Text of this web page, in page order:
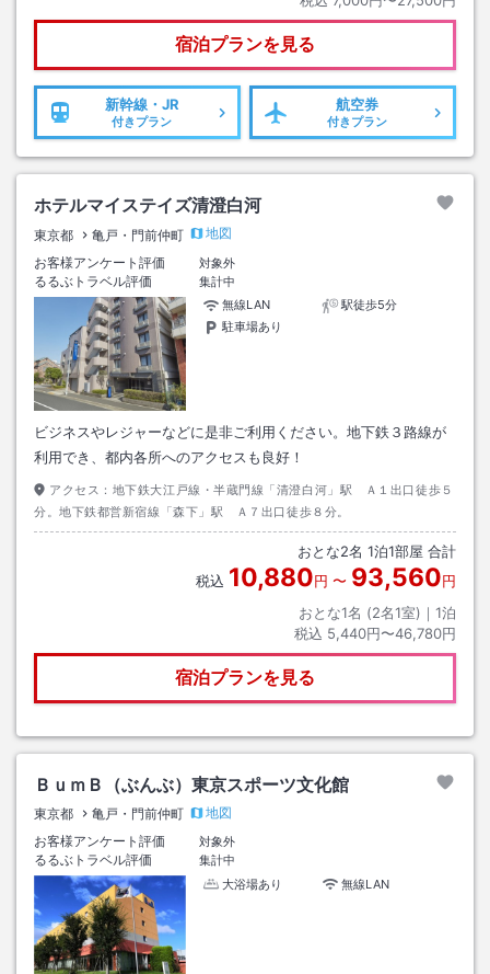
宿泊プランを見る
新幹線・JR
付きプラン
航空券
付きプラン
ホテルマイステイズ清澄白河
東京都 亀戸・門前仲町
地図
お客様アンケート評価
対象外
るるぶトラベル評価
集計中
無線LAN
駅徒歩5分
駐車場あり
ビジネスやレジャーなどに是非ご利用ください。地下鉄３路線が
利用でき、都内各所へのアクセスも良好！
アクセス： 地下鉄大江戸線・半蔵門線「清澄白河」駅 Ａ１出口徒歩５
分。地下鉄都営新宿線「森下」駅 Ａ７出口徒歩８分。
おとな2名 1泊1部屋 合計
税込 10,880円 〜 93,560円
おとな1名 (2名1室)｜ 1泊
税込 5,440円〜46,780円
宿泊プランを見る
ＢｕｍＢ（ぶんぶ）東京スポーツ文化館
東京都 亀戸・門前仲町
地図
お客様アンケート評価
対象外
るるぶトラベル評価
集計中
大浴場あり
無線LAN